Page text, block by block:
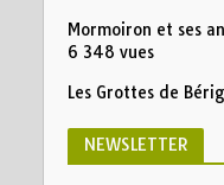
Mormoiron et ses
6 348 vues
Les Grottes de
NEWSLETTER